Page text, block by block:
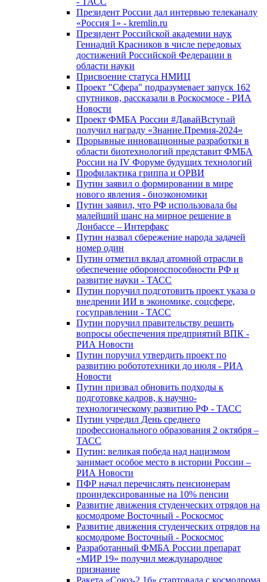
Президент России дал интервью телеканалу
«Россия 1» - kremlin.ru
Президент Российской академии наук
Геннадий Красников в числе передовых
достижений Российской Федерации в
области науки
Присвоение статуса НМИЦ
Проект "Сфера" подразумевает запуск 162
спутников, рассказали в Роскосмосе - РИА
Новости
Проект ФМБА России #ДавайВступай
получил награду «Знание.Премия-2024»
Прорывные инновационные разработки в
области биотехнологий представит ФМБА
России на IV Форуме будущих технологий
Профилактика гриппа и ОРВИ
Путин заявил о формировании в мире
нового явления - биоэкономики
Путин заявил, что РФ использовала бы
малейший шанс на мирное решение в
Донбассе – Интерфакс
Путин назвал сбережение народа задачей
номер один
Путин отметил вклад атомной отрасли в
обеспечение обороноспособности РФ и
развитие науки - ТАСС
Путин поручил подготовить проект указа о
внедрении ИИ в экономике, соцсфере,
госуправлении - ТАСС
Путин поручил правительству решить
вопросы обеспечения предприятий ВПК -
РИА Новости
Путин поручил утвердить проект по
развитию робототехники до июля - РИА
Новости
Путин призвал обновить подходы к
подготовке кадров, к научно-
технологическому развитию РФ - ТАСС
Путин учредил День среднего
профессионального образования 2 октября –
ТАСС
Путин: великая победа над нацизмом
занимает особое место в истории России –
РИА Новости
ПФР начал перечислять пенсионерам
проиндексированные на 10% пенсии
Развитие движения студенческих отрядов на
космодроме Восточный - Роскосмос
Развитие движения студенческих отрядов на
космодроме Восточный - Роскосмос
Разработанный ФМБА России препарат
«МИР 19» получил международное
признание
Ракета «Союз-2.1б» стартовала с космодрома